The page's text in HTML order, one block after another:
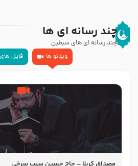
چند رسانه ای ها
چند رسانه ای های سبطین
ویدئو ها
فایل
مصداق کربلا – حاج حسین سیب سرخی